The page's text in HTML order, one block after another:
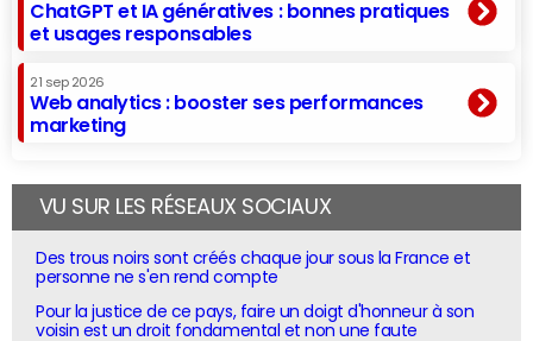
ChatGPT et IA génératives : bonnes pratiques
et usages responsables
21 sep 2026
Web analytics : booster ses performances
marketing
VU SUR LES RÉSEAUX SOCIAUX
Des trous noirs sont créés chaque jour sous la France et
personne ne s'en rend compte
Pour la justice de ce pays, faire un doigt d'honneur à son
voisin est un droit fondamental et non une faute